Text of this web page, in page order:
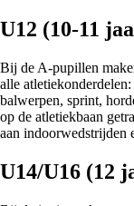
U12 (10-11
Bij de A-pupillen
alle
balwerpen, sprint,
op de atletiekbaan
aan indoorwedstrijden
U14/U16 (12